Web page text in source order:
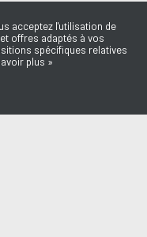
acceptez l'utilisation de
offres adaptés à vos
spécifiques relatives
plus »